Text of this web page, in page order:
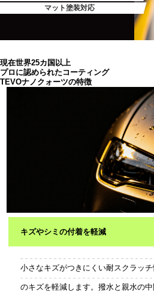
マット塗装対応
現在世界25カ国以上
プロに認められたコーティング
TEVOナノクォーツの特徴
キズやシミの付着を軽減
小さなキズがつきにくい耐スクラッ
のキズを軽減します。撥水と親水の